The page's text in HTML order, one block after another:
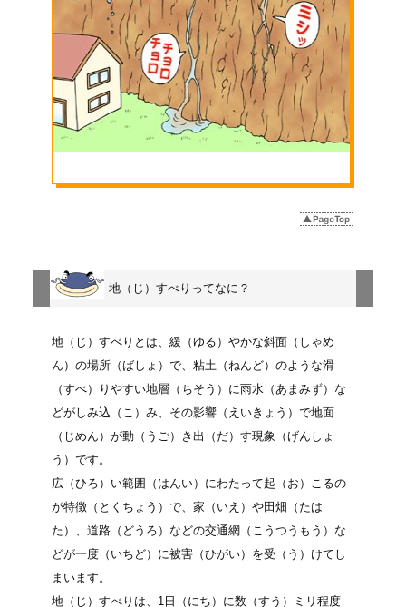
地 （じ） すべりってなに？
地 （じ） すべりとは、緩 （ゆる） やかな斜面 （しゃめ
ん） の場所 （ばしょ） で、粘土 （ねんど） のような滑
（すべ）
りやすい地層 （ちそう） に雨水 （あまみず） な
どがしみ込 （こ） み、その影響 （えいきょう） で地面
（じめん） が動 （うご） き出 （だ） す現象 （げんしょ
う） です。
広 （ひろ） い範囲 （はんい） にわたって起 （お） こるの
が特徴 （とくちょう） で、家 （いえ） や田畑 （たは
た） 、道路 （どうろ） などの交通網 （こうつうもう） な
どが一度 （いちど） に被害 （ひがい） を受 （う） けてし
まいます。
地 （じ） すべりは、1日 （にち） に数 （すう） ミリ程度